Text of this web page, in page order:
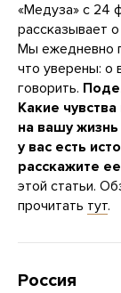
«Медуза» с 24
рассказывает
Мы ежедневно
что уверены: о
говорить.
Какие
на вашу
у вас есть
расскажите ее
этой статьи.
прочитать тут.
Россия